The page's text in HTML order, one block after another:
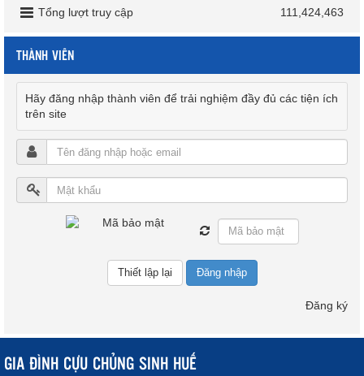
Tổng lượt truy cập
111,424,463
THÀNH VIÊN
Hãy đăng nhập thành viên để trải nghiệm đầy đủ các tiện ích
trên site
Đăng nhập
Đăng ký
GIA ĐÌNH CỰU CHỦNG SINH HUẾ